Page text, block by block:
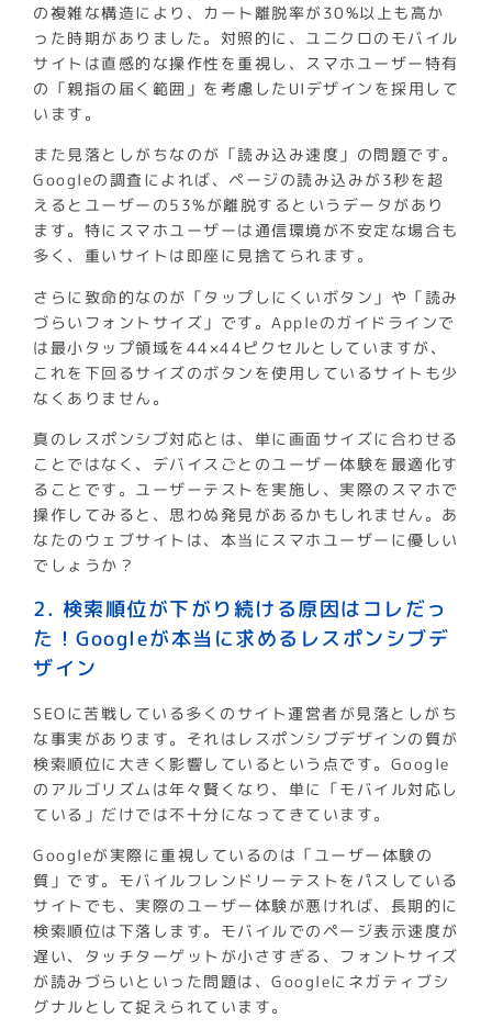
の複雑な構造により、カート離脱率が30%以上も高か
った時期がありました。対照的に、ユニクロのモバイル
サイトは直感的な操作性を重視し、スマホユーザー特有
の「親指の届く範囲」を考慮したUIデザインを採用して
います。
また見落としがちなのが「読み込み速度」の問題です。
Googleの調査によれば、ページの読み込みが3秒を超
えるとユーザーの53%が離脱するというデータがあり
ます。特にスマホユーザーは通信環境が不安定な場合も
多く、重いサイトは即座に見捨てられます。
さらに致命的なのが「タップしにくいボタン」や「読み
づらいフォントサイズ」です。Appleのガイドラインで
は最小タップ領域を44×44ピクセルとしていますが、
これを下回るサイズのボタンを使用しているサイトも少
なくありません。
真のレスポンシブ対応とは、単に画面サイズに合わせる
ことではなく、デバイスごとのユーザー体験を最適化す
ることです。ユーザーテストを実施し、実際のスマホで
操作してみると、思わぬ発見があるかもしれません。あ
なたのウェブサイトは、本当にスマホユーザーに優しい
でしょうか？
2. 検索順位が下がり続ける原因はコレだっ
た！Googleが本当に求めるレスポンシブデ
ザイン
SEOに苦戦している多くのサイト運営者が見落としがち
な事実があります。それはレスポンシブデザインの質が
検索順位に大きく影響しているという点です。Google
のアルゴリズムは年々賢くなり、単に「モバイル対応し
ている」だけでは不十分になってきています。
Googleが実際に重視しているのは「ユーザー体験の
質」です。モバイルフレンドリーテストをパスしている
サイトでも、実際のユーザー体験が悪ければ、長期的に
検索順位は下落します。モバイルでのページ表示速度が
遅い、タッチターゲットが小さすぎる、フォントサイズ
が読みづらいといった問題は、Googleにネガティブシ
グナルとして捉えられています。